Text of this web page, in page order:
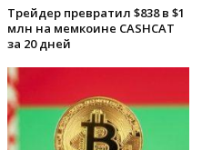
Трейдер превратил $838 в $1
млн на мемкоине CASHCAT
за 20 дней